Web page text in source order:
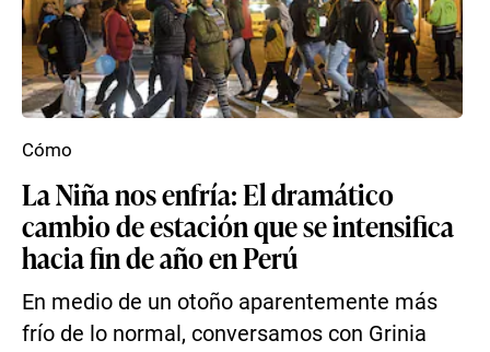
La Niña nos enfría: El dramático
cambio de estación que se intensifica
hacia fin de año en Perú
En medio de un otoño aparentemente más
frío de lo normal, conversamos con Grinia
Cómo